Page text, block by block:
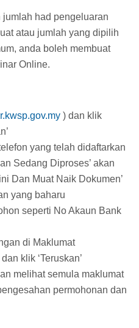
jumlah had pengeluaran
atau jumlah yang dipilih
anda boleh membuat
Online.
) dan klik
yang telah didaftarkan
Sedang Diproses’ akan
Dan Muat Naik Dokumen’
yang baharu
seperti No Akaun Bank
di Maklumat
klik ‘Teruskan’
melihat semula maklumat
permohonan dan